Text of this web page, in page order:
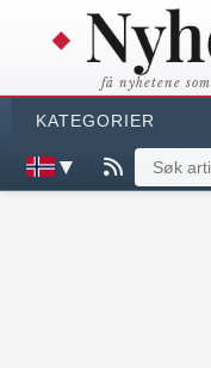
få nyhetene
KATEGORIER
▼